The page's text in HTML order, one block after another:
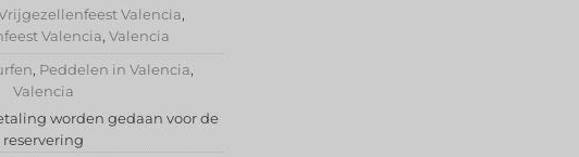
Valencia,
Valencia, Valencia
, Peddelen in Valencia,
Valencia
worden gedaan voor de
reservering